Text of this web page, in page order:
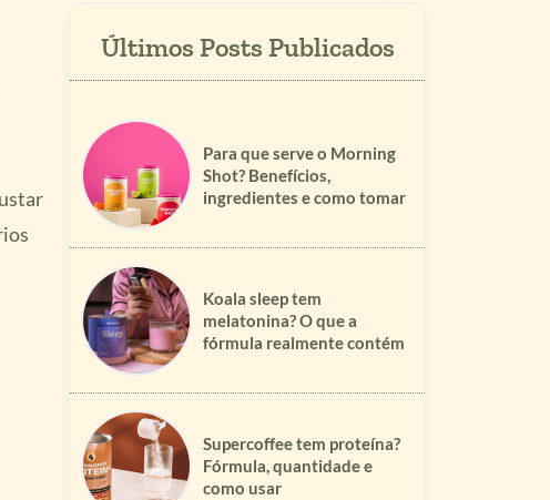
Para que serve o Morning
Shot? Benefícios,
ingredientes e como tomar
Koala sleep tem
melatonina? O que a
fórmula realmente contém
Supercoffee tem proteína?
Fórmula, quantidade e
como usar